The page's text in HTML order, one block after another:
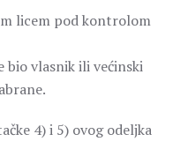
licem pod kontrolom
bio vlasnik ili većinski
4) i 5) ovog odeljka